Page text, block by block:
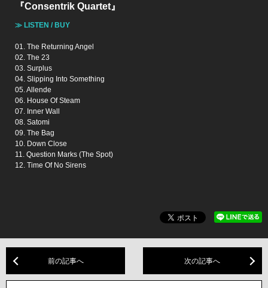
『Consentrik Quartet』
≫ LISTEN / BUY
01. The Returning Angel
02. The 23
03. Surplus
04. Slipping Into Something
05. Allende
06. House Of Steam
07. Inner Wall
08. Satomi
09. The Bag
10. Down Close
11. Question Marks (The Spot)
12. Time Of No Sirens
前の記事へ 次の記事へ